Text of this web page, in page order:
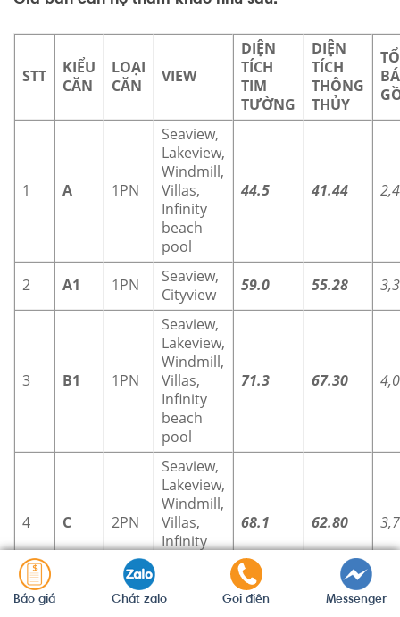
STT
KIỂU
CĂN
LOẠI
CĂN
VIEW
DIỆN
TÍCH
TIM
TƯỜNG
DIỆN
TÍCH
THÔNG
THỦY
1 A 1PN
Seaview,
Lakeview,
Windmill,
Villas,
Infinity
beach
pool
44.5 41.44
2 A1 1PN
Seaview,
Cityview
59.0 55.28
3 B1 1PN
Seaview,
Lakeview,
Windmill,
Villas,
Infinity
beach
pool
71.3 67.30
4 C 2PN
Seaview,
Lakeview,
Windmill,
Villas,
Infinity
68.1 62.80
Seaview,
Báo giá Chát zalo Gọi điện Messenger